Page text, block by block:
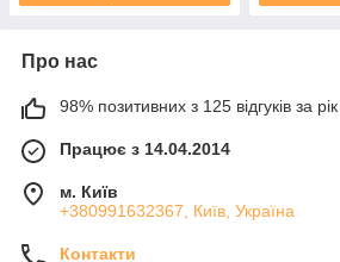
Про нас
98% позитивних з 125 відгуків за рік
Працює з 14.04.2014
м. Київ
+380991632367, Київ, Україна
Контакти